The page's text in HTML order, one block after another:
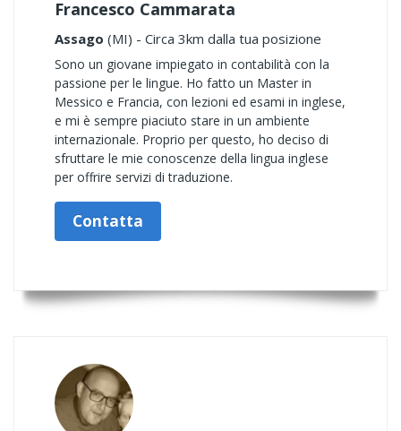
Francesco Cammarata
Assago (MI) - Circa 3km dalla tua posizione
Sono un giovane impiegato in contabilità con la
passione per le lingue. Ho fatto un Master in
Messico e Francia, con lezioni ed esami in inglese,
e mi è sempre piaciuto stare in un ambiente
internazionale. Proprio per questo, ho deciso di
sfruttare le mie conoscenze della lingua inglese
per offrire servizi di traduzione.
Contatta